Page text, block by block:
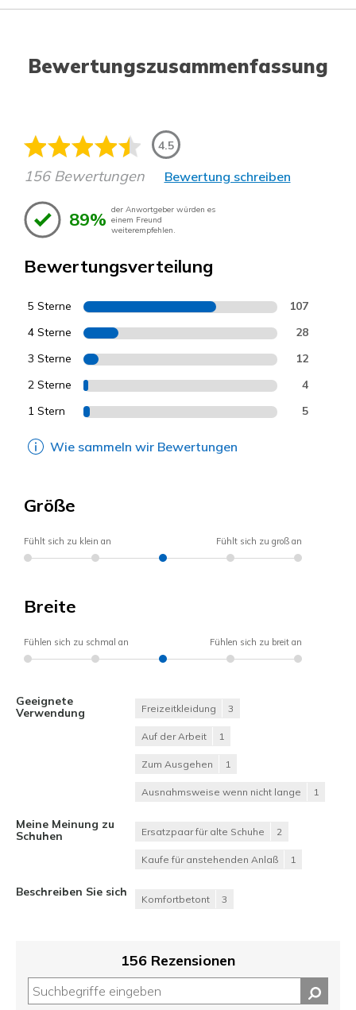
Bewertungszusammenfassung
4.5
156 Bewertungen Bewertung schreiben
89% der Anwortgeber würden es
einem Freund
weiterempfehlen.
Bewertungsverteilung
5 Sterne 107
4 Sterne 28
3 Sterne 12
2 Sterne 4
1 Stern 5
Wie sammeln wir Bewertungen
Größe
Fühlt sich zu klein an Fühlt sich zu groß an
Breite
Fühlen sich zu schmal an Fühlen sich zu breit an
Geeignete
Verwendung
Freizeitkleidung 3
Auf der Arbeit 1
Zum Ausgehen 1
Ausnahmsweise wenn nicht lange 1
Meine Meinung zu
Schuhen
Ersatzpaar für alte Schuhe 2
Kaufe für anstehenden Anlaß 1
Beschreiben Sie sich
Komfortbetont 3
156 Rezensionen